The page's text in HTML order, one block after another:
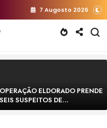
7 Augosto 2026
OPERAÇÃO ELDORADO PRENDE
SEIS SUSPEITOS DE
MOVIMENTAR R$ 25 MILHÕES